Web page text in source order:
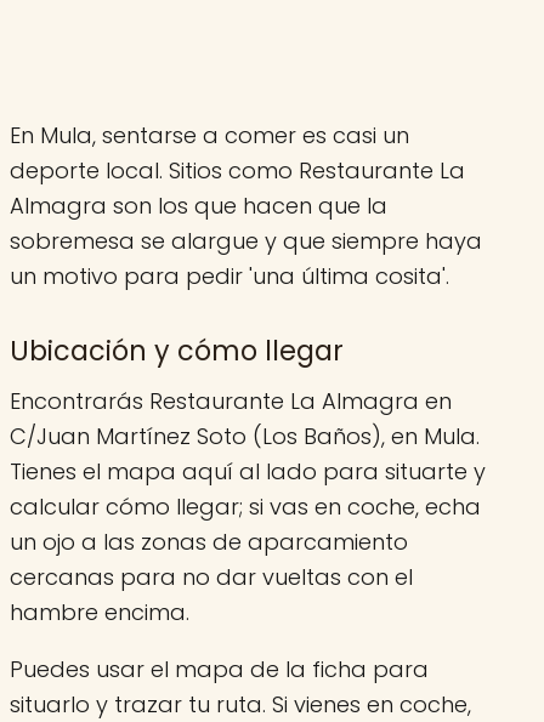
En Mula, sentarse a comer es casi un
deporte local. Sitios como Restaurante La
Almagra son los que hacen que la
sobremesa se alargue y que siempre haya
un motivo para pedir 'una última cosita'.
Ubicación y cómo llegar
Encontrarás Restaurante La Almagra en
C/Juan Martínez Soto (Los Baños), en Mula.
Tienes el mapa aquí al lado para situarte y
calcular cómo llegar; si vas en coche, echa
un ojo a las zonas de aparcamiento
cercanas para no dar vueltas con el
hambre encima.
Puedes usar el mapa de la ficha para
situarlo y trazar tu ruta. Si vienes en coche,